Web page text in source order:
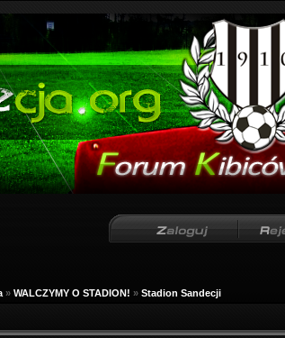
» WALCZYMY O STADION! » Stadion Sandecji